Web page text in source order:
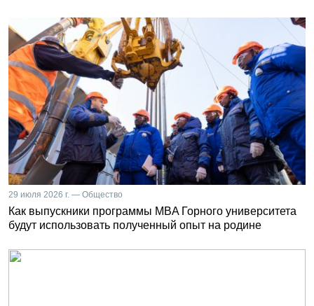
29 июля 2026 г. — Общество
Как выпускники программы MBA Горного университета
будут использовать полученный опыт на родине